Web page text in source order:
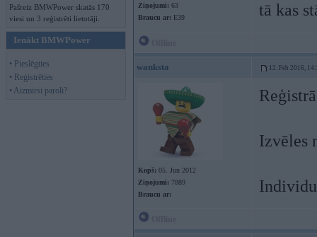
Pašreiz BMWPower skatās 170
viesi un 3 reģistrēti lietotāji.
Ienākt BMWPower
• Pieslēgties
• Reģistrēties
• Aizmirsi paroli?
Ziņojumi: 63
Braucu ar: E39
tā kas
wanksta 12. Feb 2016,
Kopš: 05. Jun 2012
Ziņojumi: 7889
Braucu ar:
Izvēles